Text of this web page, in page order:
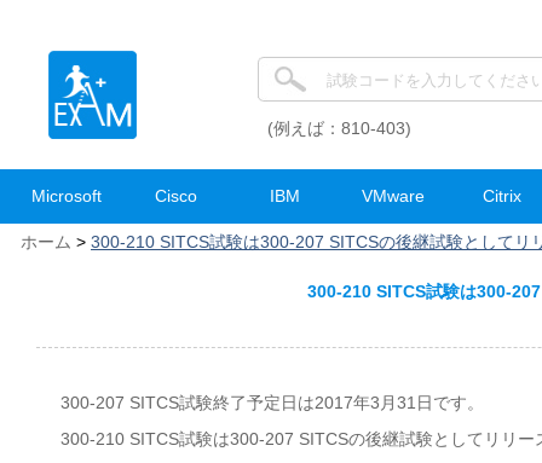
(例えば：810-403)
Microsoft Cisco IBM VMware Citrix
ホーム > 300-210 SITCS試験は300-207 SITCSの後継試験としてリ
300-210 SITCS試験は300-
300-207 SITCS試験終了予定日は2017年3月31日です。
300-210 SITCS試験は300-207 SITCSの後継試験としてリリー